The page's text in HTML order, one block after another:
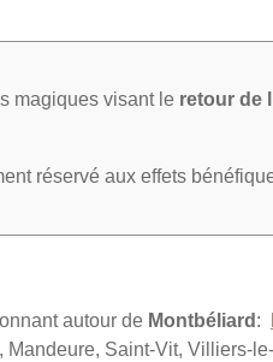
magiques visant le retour de
réservé aux effets
autour de Montbéliard :
Saint-Vit, Villiers-